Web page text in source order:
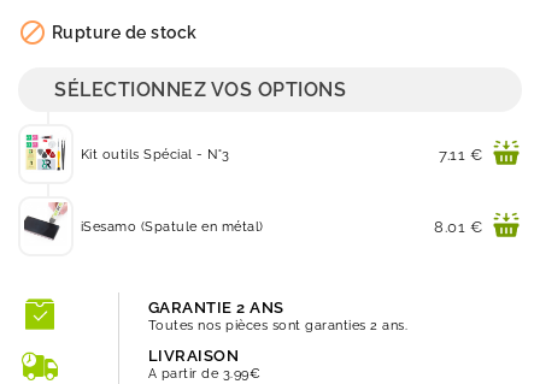
 Rupture de stock
SÉLECTIONNEZ VOS OPTIONS
Kit outils Spécial - N°3 Prix
7.11 €
iSesamo (Spatule en métal) Prix
8.01 €
GARANTIE 2 ANS
Toutes nos pièces sont garanties 2 ans.
LIVRAISON
A partir de 3.99€